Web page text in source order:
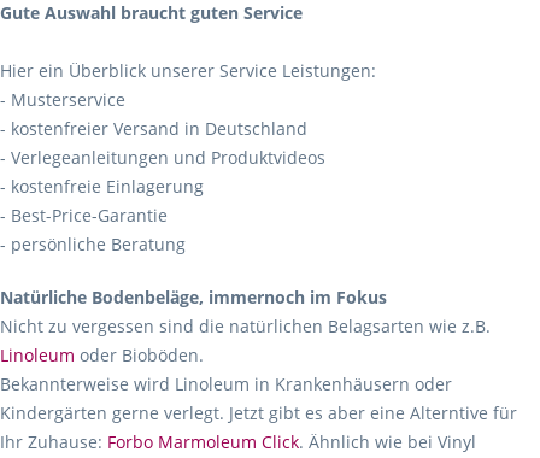
Gute Auswahl braucht guten Service
Hier ein Überblick unserer Service Leistungen:
- Musterservice
- kostenfreier Versand in Deutschland
- Verlegeanleitungen und Produktvideos
- kostenfreie Einlagerung
- Best-Price-Garantie
- persönliche Beratung
Natürliche Bodenbeläge, immernoch im Fokus
Nicht zu vergessen sind die natürlichen Belagsarten wie z.B.
Linoleum oder Bioböden.
Bekannterweise wird Linoleum in Krankenhäusern oder
Kindergärten gerne verlegt. Jetzt gibt es aber eine Alterntive für
Ihr Zuhause: Forbo Marmoleum Click. Ähnlich wie bei Vinyl